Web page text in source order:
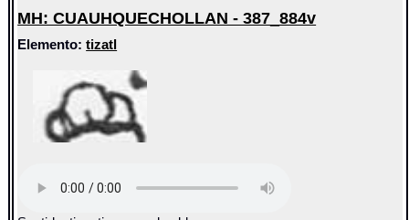
MH: CUAUHQUECHOLLAN - 387_884v
Elemento:tizatl